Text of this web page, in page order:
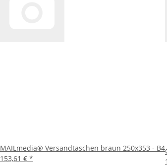
MAILmedia® Versandtaschen braun 250x353 - B4
153,61 € *